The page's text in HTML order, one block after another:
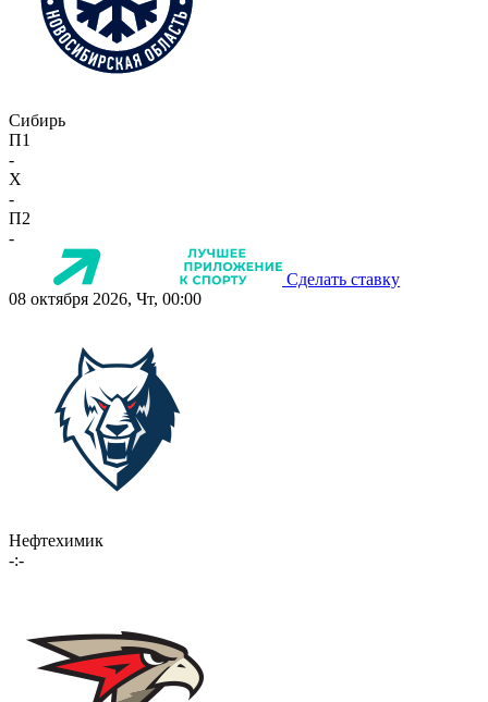
Сибирь
П1
-
X
-
П2
-
Сделать ставку
08 октября 2026, Чт, 00:00
Нефтехимик
-:-